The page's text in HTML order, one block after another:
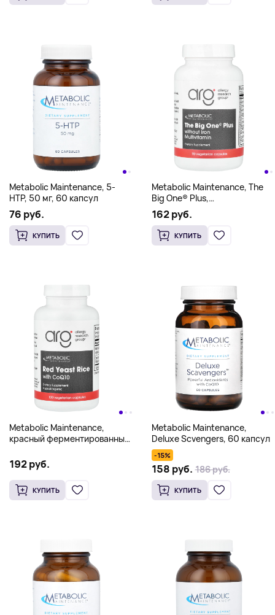
Metabolic Maintenance, 5-
HTP, 50 мг, 60 капсул
76 руб.
КУПИТЬ
Metabolic Maintenance, The
Big One® Plus,
мультивитамины без железа,
90 вегетарианских капсул
162 руб.
КУПИТЬ
Metabolic Maintenance,
красный ферментированный
вегетарианских капсул
192 руб.
КУПИТЬ
Metabolic Maintenance,
Deluxe Scvengers, 60 капсул
-15%
158 руб. 186 руб.
КУПИТЬ